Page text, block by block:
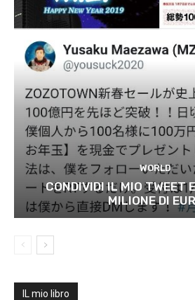
WORLD
CONDIVIDI IL MIO TWEET
MILIONE DI
IL mio libro